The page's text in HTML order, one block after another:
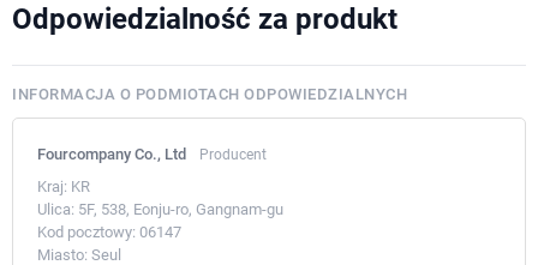
Odpowiedzialność za produkt
INFORMACJA O PODMIOTACH ODPOWIEDZIALNYCH
Fourcompany Co., Ltd Producent
Kraj: KR
Ulica: 5F, 538, Eonju-ro, Gangnam-gu
Kod pocztowy: 06147
Miasto: Seul